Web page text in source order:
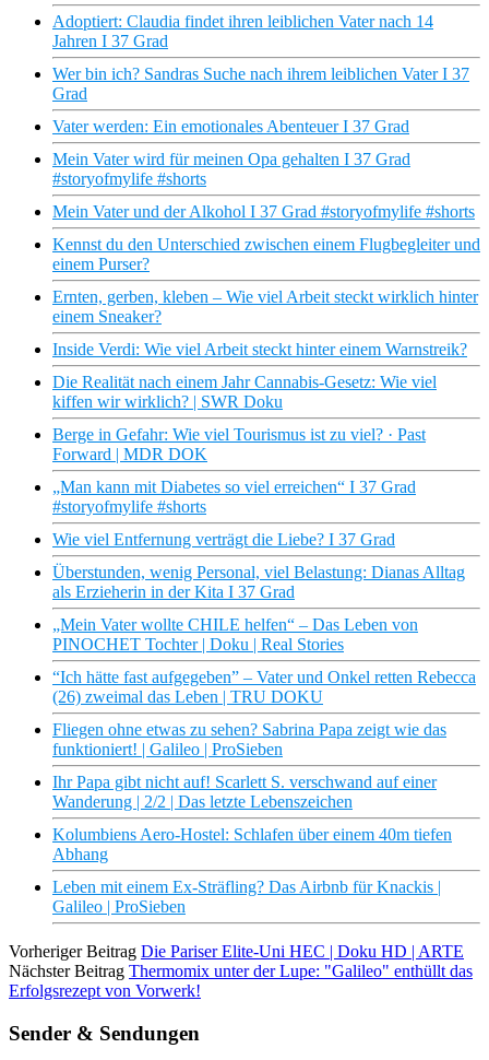
Adoptiert: Claudia findet ihren leiblichen Vater nach 14
Jahren I 37 Grad
Wer bin ich? Sandras Suche nach ihrem leiblichen Vater I 37
Grad
Vater werden: Ein emotionales Abenteuer I 37 Grad
Mein Vater wird für meinen Opa gehalten I 37 Grad
#storyofmylife #shorts
Mein Vater und der Alkohol I 37 Grad #storyofmylife #shorts
Kennst du den Unterschied zwischen einem Flugbegleiter und
einem Purser?
Ernten, gerben, kleben – Wie viel Arbeit steckt wirklich hinter
einem Sneaker?
Inside Verdi: Wie viel Arbeit steckt hinter einem Warnstreik?
Die Realität nach einem Jahr Cannabis-Gesetz: Wie viel
kiffen wir wirklich? | SWR Doku
Berge in Gefahr: Wie viel Tourismus ist zu viel? · Past
Forward | MDR DOK
„Man kann mit Diabetes so viel erreichen“ I 37 Grad
#storyofmylife #shorts
Wie viel Entfernung verträgt die Liebe? I 37 Grad
Überstunden, wenig Personal, viel Belastung: Dianas Alltag
als Erzieherin in der Kita I 37 Grad
„Mein Vater wollte CHILE helfen“ – Das Leben von
PINOCHET Tochter | Doku | Real Stories
“Ich hätte fast aufgegeben” – Vater und Onkel retten Rebecca
(26) zweimal das Leben | TRU DOKU
Fliegen ohne etwas zu sehen? Sabrina Papa zeigt wie das
funktioniert! | Galileo | ProSieben
Ihr Papa gibt nicht auf! Scarlett S. verschwand auf einer
Wanderung | 2/2 | Das letzte Lebenszeichen
Kolumbiens Aero-Hostel: Schlafen über einem 40m tiefen
Abhang
Leben mit einem Ex-Sträfling? Das Airbnb für Knackis |
Galileo | ProSieben
Vorheriger Beitrag Die Pariser Elite-Uni HEC | Doku HD | ARTE
Nächster Beitrag Thermomix unter der Lupe: "Galileo" enthüllt das
Erfolgsrezept von Vorwerk!
Sender & Sendungen